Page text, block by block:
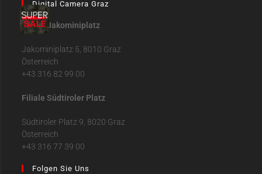
Digital Camera Graz
Filiale Jakominiplatz
Jakominiplatz 5, 8010 Graz
Österreich
+43 316 82 99 00
Filiale Südtiroler Platz
Südtiroler Platz 9, 8020 Graz
Österreich
+43 316 77 39 00
Folgen Sie Uns